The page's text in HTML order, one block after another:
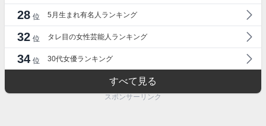
28 位 5月生まれ有名人ランキング
32 位 タレ目の女性芸能人ランキング
34 位 30代女優ランキング
すべて見る
スポンサーリンク